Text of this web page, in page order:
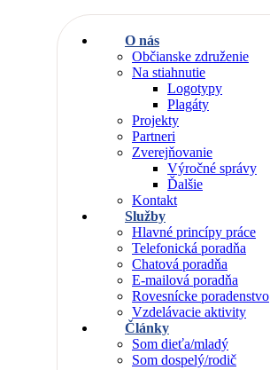
O nás
Občianske združenie
Na stiahnutie
Logotypy
Plagáty
Projekty
Partneri
Zverejňovanie
Výročné správy
Ďalšie
Kontakt
Služby
Hlavné princípy práce
Telefonická poradňa
Chatová poradňa
E-mailová poradňa
Rovesnícke poradenstvo
Vzdelávacie aktivity
Články
Som dieťa/mladý
Som dospelý/rodič